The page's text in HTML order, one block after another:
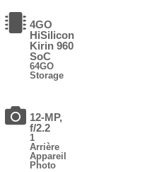
4GO
HiSilicon
Kirin 960
SoC
64GO
Storage
12-MP,
f/2.2
1
Arrière
Appareil
Photo